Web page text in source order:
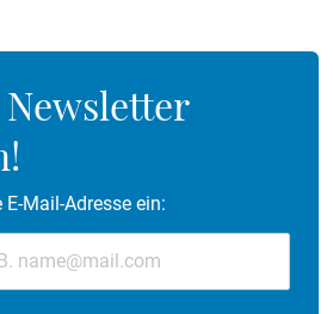
Mail-Adresse ein: